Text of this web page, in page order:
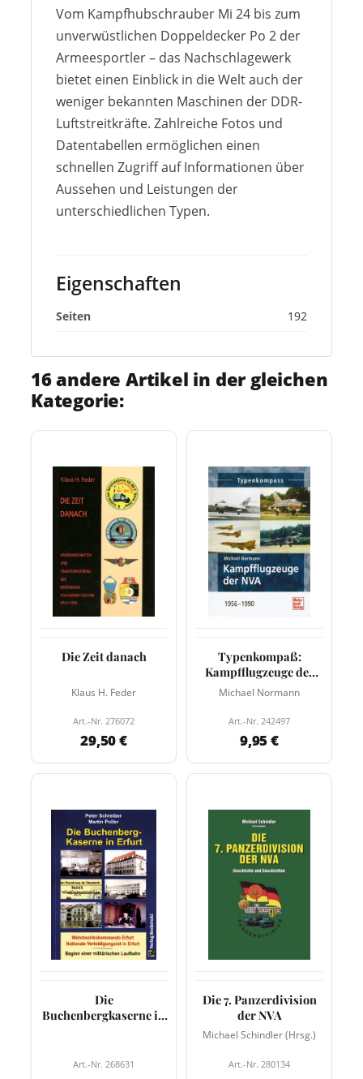
Vom Kampfhubschrauber Mi 24 bis zum
unverwüstlichen Doppeldecker Po 2 der
Armeesportler – das Nachschlagewerk
bietet einen Einblick in die Welt auch der
weniger bekannten Maschinen der DDR-
Luftstreitkräfte. Zahlreiche Fotos und
Datentabellen ermöglichen einen
schnellen Zugriff auf Informationen über
Aussehen und Leistungen der
unterschiedlichen Typen.
Eigenschaften
Seiten 192
16 andere Artikel in der gleichen
Kategorie:
Die Zeit danach
Klaus H. Feder
Art.-Nr. 276072
29,50 €
Typenkompaß:
Kampfflugzeuge der
NVA 1956-1990
Michael Normann
Art.-Nr. 242497
9,95 €
Die
Buchenbergkaserne in
Art.-Nr. 268631
Die 7. Panzerdivision
der NVA
Michael Schindler (Hrsg.)
Art.-Nr. 280134